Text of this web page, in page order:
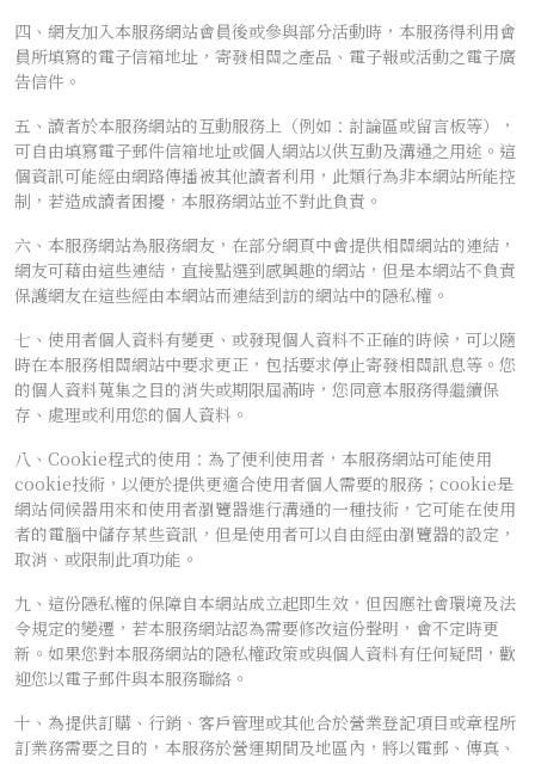
四、網友加入本服務網站會員後或參與部分活動時，本服務得利用會
員所填寫的電子信箱地址，寄發相關之產品、電子報或活動之電子廣
告信件。
五、讀者於本服務網站的互動服務上（例如：討論區或留言板等），
可自由填寫電子郵件信箱地址或個人網站以供互動及溝通之用途。這
個資訊可能經由網路傳播被其他讀者利用，此類行為非本網站所能控
制，若造成讀者困擾，本服務網站並不對此負責。
六、本服務網站為服務網友，在部分網頁中會提供相關網站的連結，
網友可藉由這些連結，直接點選到感興趣的網站，但是本網站不負責
保護網友在這些經由本網站而連結到訪的網站中的隱私權。
七、使用者個人資料有變更、或發現個人資料不正確的時候，可以隨
時在本服務相關網站中要求更正，包括要求停止寄發相關訊息等。您
的個人資料蒐集之目的消失或期限屆滿時，您同意本服務得繼續保
存、處理或利用您的個人資料。
八、Cookie程式的使用：為了便利使用者，本服務網站可能使用
cookie技術，以便於提供更適合使用者個人需要的服務；cookie是
網站伺候器用來和使用者瀏覽器進行溝通的一種技術，它可能在使用
者的電腦中儲存某些資訊，但是使用者可以自由經由瀏覽器的設定，
取消、或限制此項功能。
九、這份隱私權的保障自本網站成立起即生效，但因應社會環境及法
令規定的變遷，若本服務網站認為需要修改這份聲明，會不定時更
新。如果您對本服務網站的隱私權政策或與個人資料有任何疑問，歡
迎您以電子郵件與本服務聯絡。
十、為提供訂購、行銷、客戶管理或其他合於營業登記項目或章程所
訂業務需要之目的，本服務於營運期間及地區內，將以電郵、傳真、